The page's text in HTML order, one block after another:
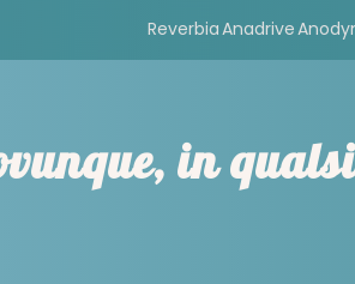
ReverbiaAnadrive
in